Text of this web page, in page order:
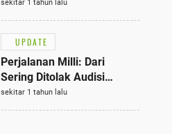
hingga Acara Semi-Formal
sekitar 1 tahun lalu
UPDATE
Perjalanan Milli: Dari
Sering Ditolak Audisi
hingga Menjadi Rapper Top
10 Thailand
sekitar 1 tahun lalu